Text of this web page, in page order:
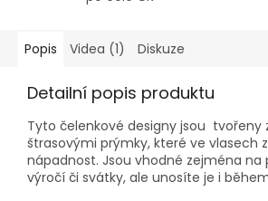
Popis Videa (1) Diskuze
Detailní popis produktu
Tyto čelenkové designy jsou tvořeny
štrasovými prýmky, které ve vlasech
nápadnost. Jsou vhodné zejména na
výročí či svátky, ale unosíte je i